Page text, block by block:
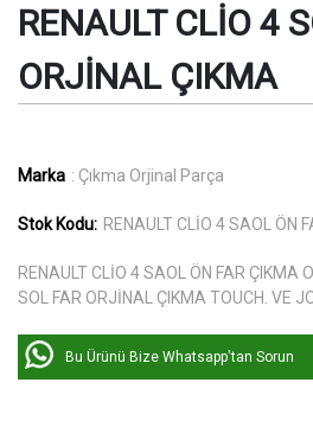
RENAULT CLİO 4
ORJİNAL ÇIKMA
Marka : Çıkma Orjinal Parça
Stok Kodu: RENAULT CLİO 4 SAOL ÖN
RENAULT CLİO 4 SAOL ÖN FAR ÇIKMA
SOL FAR ORJİNAL ÇIKMA TOUCH. VE
Bu Ürünü Bize Whatsapp'tan Sorun